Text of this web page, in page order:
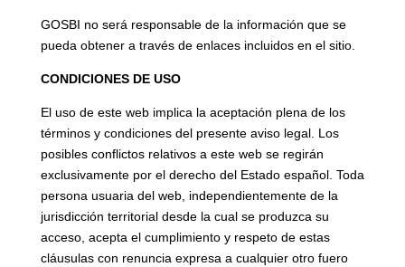
GOSBI no será responsable de la información que se
pueda obtener a través de enlaces incluidos en el sitio.
CONDICIONES DE USO
El uso de este web implica la aceptación plena de los
términos y condiciones del presente aviso legal. Los
posibles conflictos relativos a este web se regirán
exclusivamente por el derecho del Estado español. Toda
persona usuaria del web, independientemente de la
jurisdicción territorial desde la cual se produzca su
acceso, acepta el cumplimiento y respeto de estas
cláusulas con renuncia expresa a cualquier otro fuero